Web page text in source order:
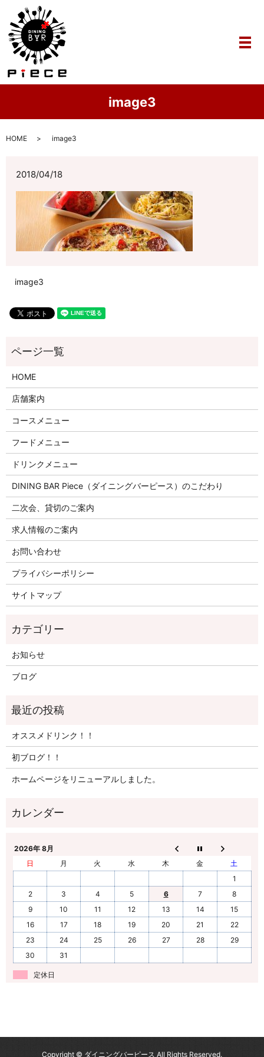
メ
image3
HOME image3
2018/04/18
image3
HOME
店舗案内
コースメニュー
フードメニュー
ドリンクメニュー
DINING BAR Piece（ダイニングバーピース）のこだわり
二次会、貸切のご案内
求人情報のご案内
お問い合わせ
プライバシーポリシー
サイトマップ
お知らせ
ブログ
オススメドリンク！！
初ブログ！！
ホームページをリニューアルしました。
2026年 8月
日
月 火 水 木 金
土
1
2
3 4 5 6 7
8
9
10 11 12 13 14
15
16
17 18 19 20 21
22
23
24 25 26 27 28
29
30
31
定休日
Copyright © ダイニングバーピース All Rights Reserved.